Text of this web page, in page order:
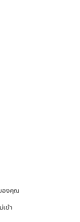
องคุณ
ข้า